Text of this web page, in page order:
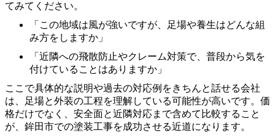
てみてください。
「この地域は風が強いですが、足場や養生はどんな組
み方をしますか」
「近隣への飛散防止やクレーム対策で、普段から気を
付けていることはありますか」
ここで具体的な説明や過去の対応例をきちんと話せる会社
は、足場と外装の工程を理解している可能性が高いです。価
格だけでなく、安全面と近隣対応まで含めて比較すること
が、鉾田市での塗装工事を成功させる近道になります。